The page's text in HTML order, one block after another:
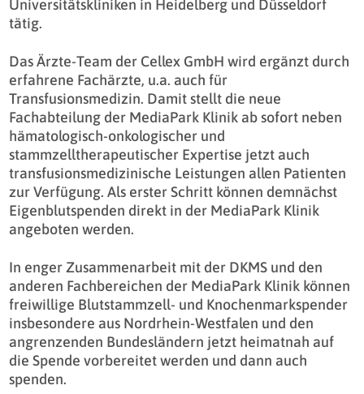
Universitätskliniken in Heidelberg und Düsseldorf
tätig.
Das Ärzte-Team der Cellex GmbH wird ergänzt durch
erfahrene Fachärzte, u.a. auch für
Transfusionsmedizin. Damit stellt die neue
Fachabteilung der MediaPark Klinik ab sofort neben
hämatologisch-onkologischer und
stammzelltherapeutischer Expertise jetzt auch
transfusionsmedizinische Leistungen allen Patienten
zur Verfügung. Als erster Schritt können demnächst
Eigenblutspenden direkt in der MediaPark Klinik
angeboten werden.
In enger Zusammenarbeit mit der DKMS und den
anderen Fachbereichen der MediaPark Klinik können
freiwillige Blutstammzell- und Knochenmarkspender
insbesondere aus Nordrhein-Westfalen und den
angrenzenden Bundesländern jetzt heimatnah auf
die Spende vorbereitet werden und dann auch
spenden.